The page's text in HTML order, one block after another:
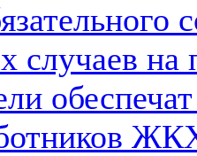
случаев на